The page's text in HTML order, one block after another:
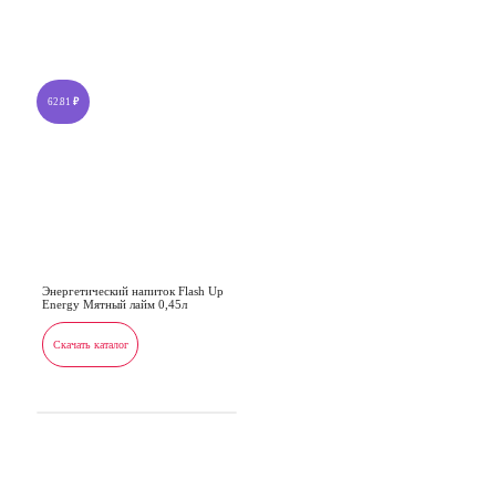
62.81 ₽
Энергетический напиток Flash Up
Energy Мятный лайм 0,45л
Скачать каталог